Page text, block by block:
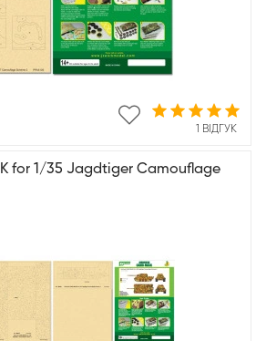
1 ВІДГУК
for 1/35 Jagdtiger Camouflage